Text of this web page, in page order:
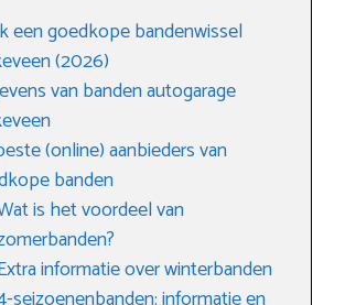
een goedkope bandenwissel
(2026)
van banden autogarage
(online) aanbieders van
banden
is het voordeel van
informatie over winterbanden